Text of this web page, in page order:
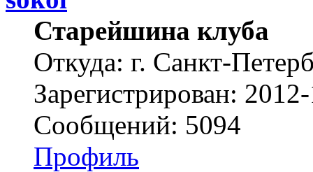
Старейшина клуба
Откуда: г. Санкт-
Зарегистрирован:
Сообщений: 5094
Профиль